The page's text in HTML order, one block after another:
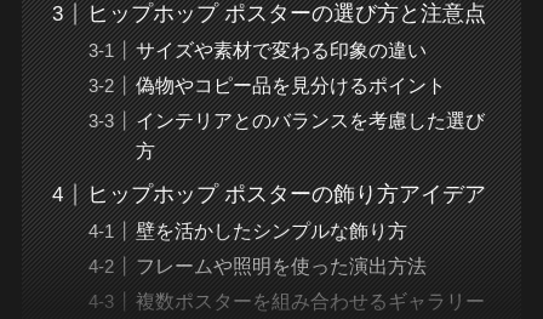
ヒップホップ ポスターの選び方と注意点
サイズや素材で変わる印象の違い
偽物やコピー品を見分けるポイント
インテリアとのバランスを考慮した選び
方
ヒップホップ ポスターの飾り方アイデア
壁を活かしたシンプルな飾り方
フレームや照明を使った演出方法
複数ポスターを組み合わせるギャラリー